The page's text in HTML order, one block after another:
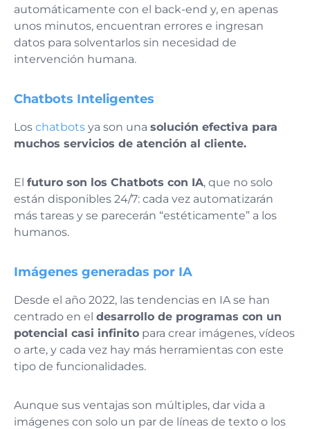
automáticamente con el back-end y, en apenas
unos minutos, encuentran errores e ingresan
datos para solventarlos sin necesidad de
intervención humana.
Chatbots Inteligentes
Los chatbots ya son una solución efectiva para
muchos servicios de atención al cliente.
El futuro son los Chatbots con IA, que no solo
están disponibles 24/7: cada vez automatizarán
más tareas y se parecerán “estéticamente” a los
humanos.
Imágenes generadas por IA
Desde el año 2022, las tendencias en IA se han
centrado en el desarrollo de programas con un
potencial casi infinito para crear imágenes, vídeos
o arte, y cada vez hay más herramientas con este
tipo de funcionalidades.
Aunque sus ventajas son múltiples, dar vida a
imágenes con solo un par de líneas de texto o los